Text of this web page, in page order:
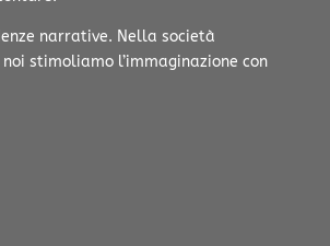
narrative. Nella società
stimoliamo l’immaginazione con